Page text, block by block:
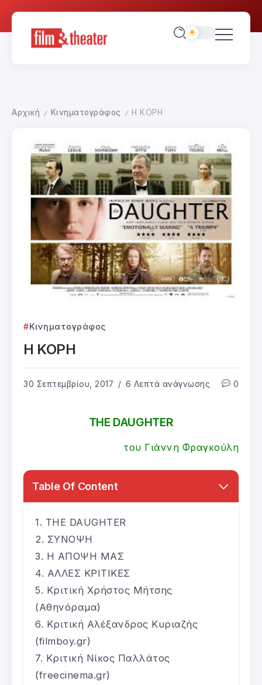
Αρχική / Κινηματογράφος / Η ΚΟΡΗ
Κινηματογράφος
Η ΚΟΡΗ
30 Σεπτεμβρίου, 2017 6 Λεπτά ανάγνωσης 0
THE DAUGHTER
του Γιάννη Φραγκούλη
Table Of Content
THE DAUGHTER
ΣΥΝΟΨΗ
Η ΑΠΟΨΗ ΜΑΣ
ΑΛΛΕΣ ΚΡΙΤΙΚΕΣ
Κριτική Χρήστος Μήτσης
(Αθηνόραμα)
Κριτική Αλέξανδρος Κυριαζής
(filmboy.gr)
Κριτική Νίκος Παλλάτος
(freecinema.gr)